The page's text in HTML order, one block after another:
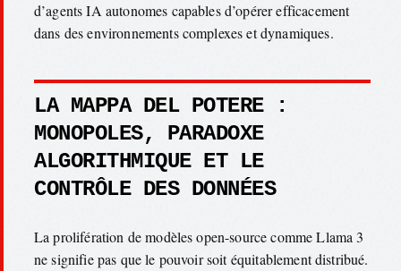
d’agents IA autonomes capables d’opérer efficacement
dans des environnements complexes et dynamiques.
LA MAPPA DEL POTERE :
MONOPOLES, PARADOXE
ALGORITHMIQUE ET LE
CONTRÔLE DES DONNÉES
La prolifération de modèles open-source comme Llama 3
ne signifie pas que le pouvoir soit équitablement distribué.